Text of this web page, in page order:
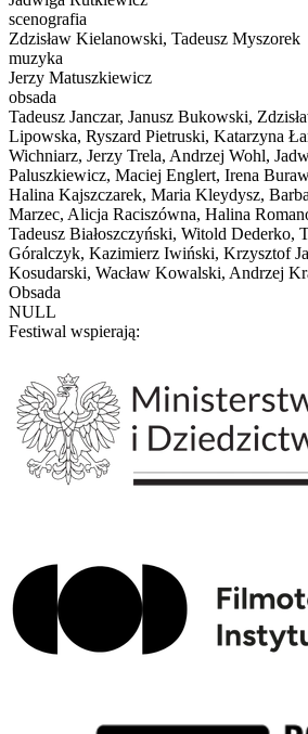
scenografia
Zdzisław Kielanowski, Tadeusz Myszorek
muzyka
Jerzy Matuszkiewicz
obsada
Tadeusz Janczar, Janusz Bukowski,
Lipowska, Ryszard Pietruski, Katarzyna
Wichniarz, Jerzy Trela, Andrzej Wohl,
Paluszkiewicz, Maciej Englert, Irena
Halina Kajszczarek, Maria Kleydysz,
Marzec, Alicja Raciszówna, Halina
Tadeusz Białoszczyński, Witold Dederko,
Góralczyk, Kazimierz Iwiński, Krzysztof
Kosudarski, Wacław Kowalski, Andrzej
Obsada
NULL
Festiwal wspierają: